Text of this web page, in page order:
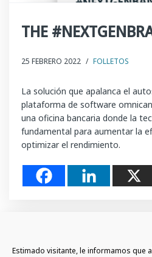
Estimado visitante, le informamos que
THE
25 FEBRERO 2022 / FOLLETOS
La solución que apalanca el
plataforma de software
una oficina bancaria donde la
fundamental para aumentar la
optimizar el rendimiento.